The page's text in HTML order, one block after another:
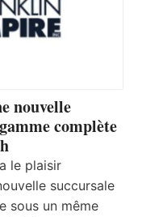
nouvelle
complète
le plaisir
succursale
sous un même